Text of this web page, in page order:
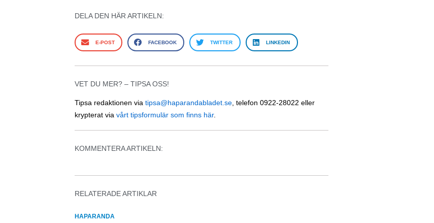
DELA DEN HÄR ARTIKELN:
E-POST FACEBOOK TWITTER LINKEDIN
VET DU MER? – TIPSA OSS!
Tipsa redaktionen via tipsa@haparandabladet.se, telefon 0922-28022 eller
krypterat via vårt tipsformulär som finns här.
KOMMENTERA ARTIKELN:
RELATERADE ARTIKLAR
HAPARANDA